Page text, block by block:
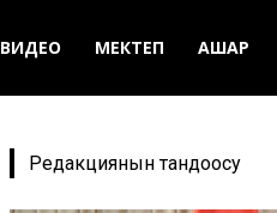
ВИДЕО МЕКТЕП АШАР
Редакциянын тандоосу